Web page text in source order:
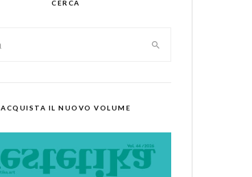
CERCA
ACQUISTA IL NUOVO VOLUME